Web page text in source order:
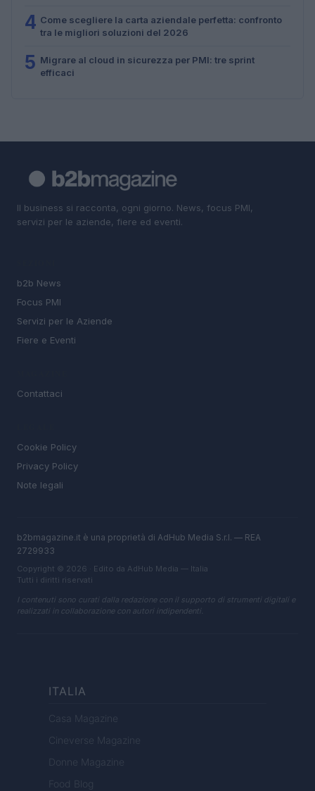
4 Come scegliere la carta aziendale perfetta: confronto
tra le migliori soluzioni del 2026
5 Migrare al cloud in sicurezza per PMI: tre sprint
efficaci
Il business si racconta, ogni giorno. News, focus PMI,
servizi per le aziende, fiere ed eventi.
b2b News
Focus PMI
Servizi per le Aziende
Fiere e Eventi
Contattaci
Cookie Policy
Privacy Policy
Note legali
b2bmagazine.it è una proprietà di AdHub Media S.r.l. — REA
2729933
Copyright © 2026 · Edito da AdHub Media — Italia
Tutti i diritti riservati
I contenuti sono curati dalla redazione con il supporto di strumenti digitali e
realizzati in collaborazione con autori indipendenti.
ITALIA
Casa Magazine
Cineverse Magazine
Donne Magazine
Food Blog